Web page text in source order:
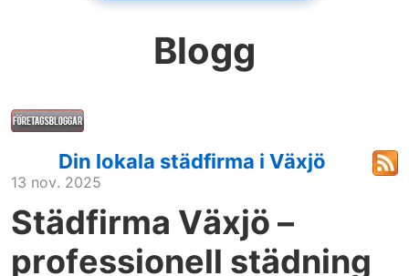
Blogg
Din lokala städfirma i Växjö
13 nov. 2025
Städfirma Växjö –
professionell städning